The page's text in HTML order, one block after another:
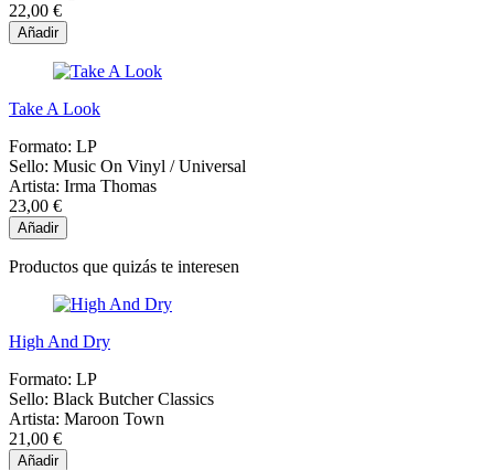
22,00 €
Añadir
Take A Look
Formato: LP
Sello: Music On Vinyl / Universal
Artista: Irma Thomas
23,00 €
Añadir
Productos que quizás te interesen
High And Dry
Formato: LP
Sello: Black Butcher Classics
Artista: Maroon Town
21,00 €
Añadir